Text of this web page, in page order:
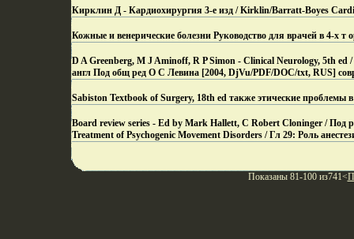
Кирклин Д - Кардиохирургия 3-е изд / Kirklin/Barratt-Boyes
Кожные и венерические болезни Руководство для врачей в 4-х
D A Greenberg, M J Aminoff, R P Simon - Clinical Neurology, 5th
англ Под общ ред О С Левина [2004, DjVu/PDF/DOC/txt, RUS]
Sabiston Textbook of Surgery, 18th ed также этические проблемы
Board review series - Ed by Mark Hallett, C Robert Cloninger / Под
Treatment of Psychogenic Movement Disorders / Гл 29: Роль
Показаны 81-100 из741<